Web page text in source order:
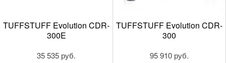
TUFFSTUFF Evolution CDR-
300E
35 535 руб.
TUFFSTUFF Evolution CDR-
300
95 910 руб.